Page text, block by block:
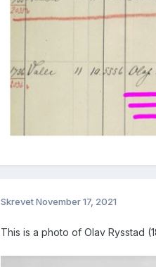
SkrevetNovember 17, 2021
This is a photo of Olav Rysstad